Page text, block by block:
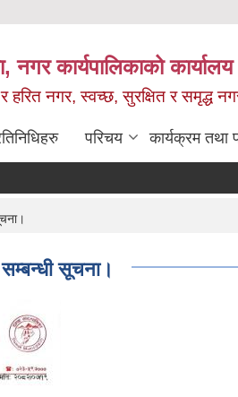
कार्यपालिकाको कार्यालय
हरित नगर, स्वच्छ, सुरक्षित र समृद्ध
परिचय कार्यक्रम तथा
सूचना।